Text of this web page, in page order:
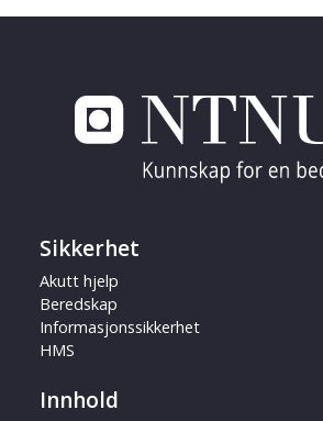
Sikkerhet
Akutt hjelp
Beredskap
Informasjonssikkerhet
HMS
Innhold